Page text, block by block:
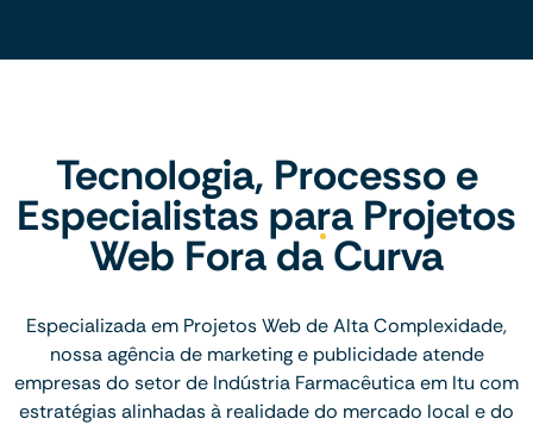
Tecnologia, Processo e
Especialistas para Projetos
Web Fora da Curva
Especializada em Projetos Web de Alta Complexidade,
nossa agência de marketing e publicidade atende
empresas do setor de Indústria Farmacêutica em Itu com
estratégias alinhadas à realidade do mercado local e do